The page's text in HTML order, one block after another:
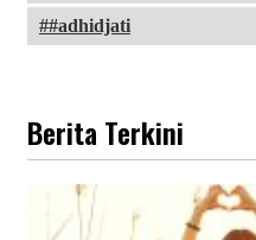
#adhidjati
Berita Terkini